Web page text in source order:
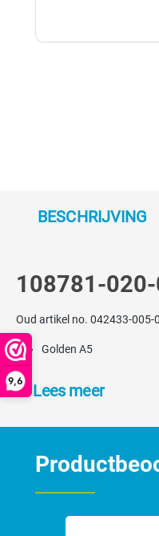
9,6
BESCHRIJVING
108781-020-
Oud artikel no. 042433-005-
Golden A5
Lees meer